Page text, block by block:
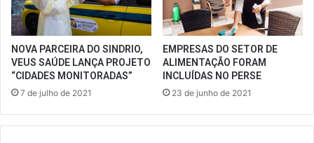
NOVA PARCEIRA DO SINDRIO,
VEUS SAÚDE LANÇA PROJETO
“CIDADES MONITORADAS”
7 de julho de 2021
EMPRESAS DO SETOR DE
ALIMENTAÇÃO FORAM
INCLUÍDAS NO PERSE
23 de junho de 2021